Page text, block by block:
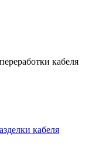
кабеля
кабеля